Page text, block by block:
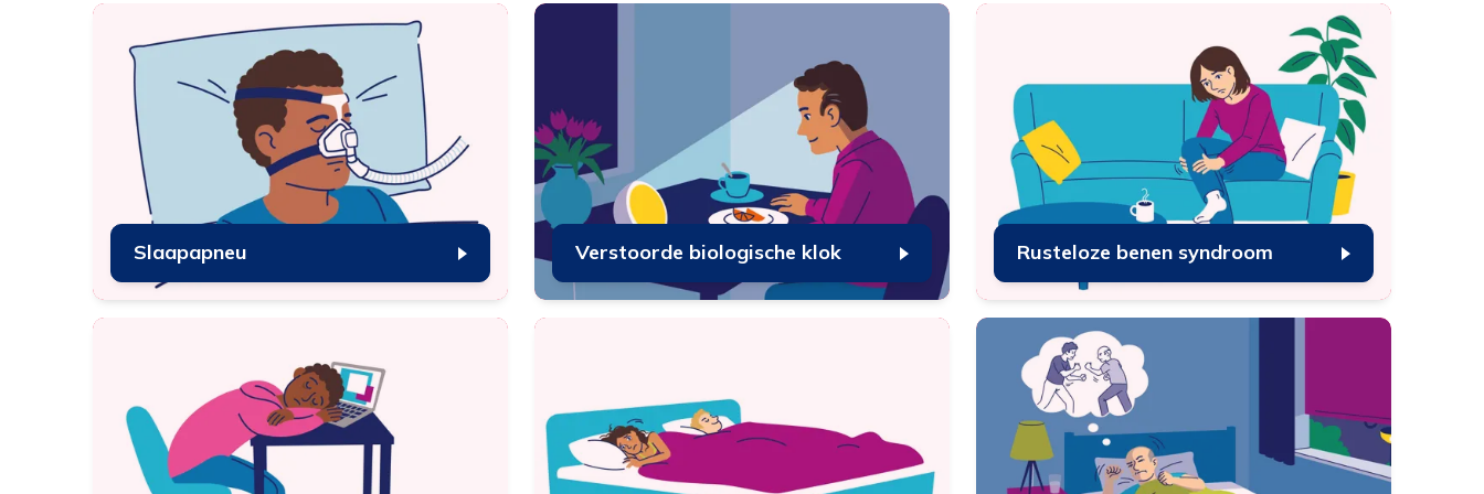
Om het gebruik van de website af te stemmen op uw wensen en
interesses.
Slaapapneu Verstoorde biologische klok Rusteloze benen syndroom